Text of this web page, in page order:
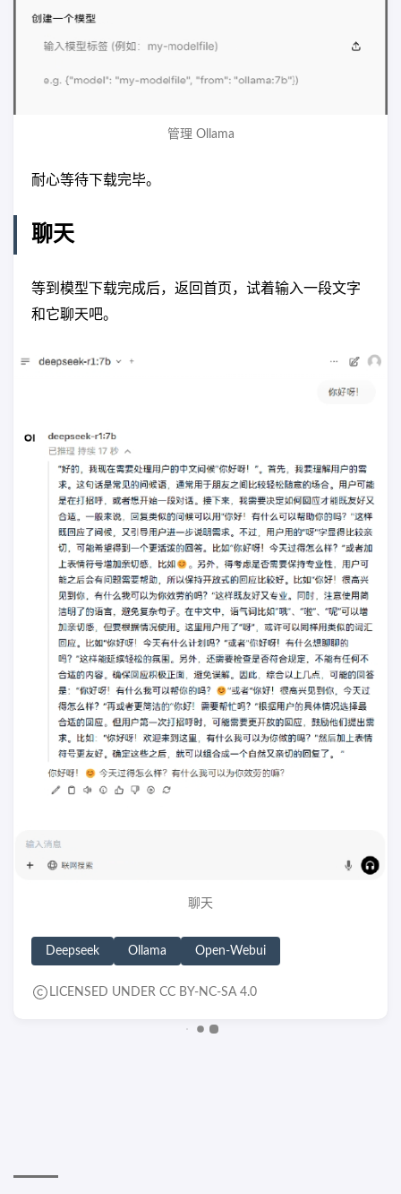
管理 Ollama
耐心等待下载完毕。
聊天
等到模型下载完成后，返回首页，试着输入一段文字
和它聊天吧。
聊天
Deepseek Ollama Open-Webui
LICENSED UNDER CC BY-NC-SA 4.0